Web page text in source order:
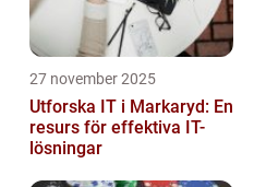
27 november 2025
Utforska IT i Markaryd: En
resurs för effektiva IT-
lösningar